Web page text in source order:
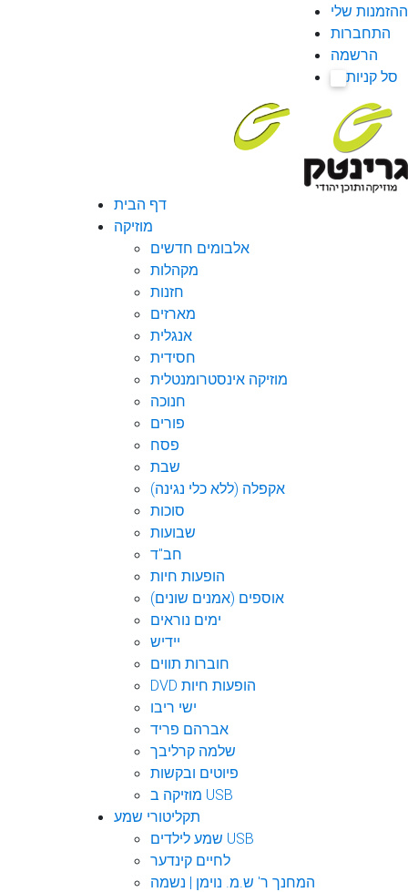
ההזמנות שלי
התחברות
הרשמה
סל קניות
דף הבית
מוזיקה
אלבומים חדשים
מקהלות
חזנות
מארזים
אנגלית
חסידית
מוזיקה אינסטרומנטלית
חנוכה
פורים
פסח
שבת
אקפלה (ללא כלי נגינה)
סוכות
שבועות
חב"ד
הופעות חיות
אוספים (אמנים שונים)
ימים נוראים
יידיש
חוברות תווים
DVD הופעות חיות
ישי ריבו
אברהם פריד
שלמה קרליבך
פיוטים ובקשות
מוזיקה ב USB
תקליטורי שמע
שמע לילדים USB
לחיים קינדער
המחנך ר' ש.מ. נוימן | נשמה